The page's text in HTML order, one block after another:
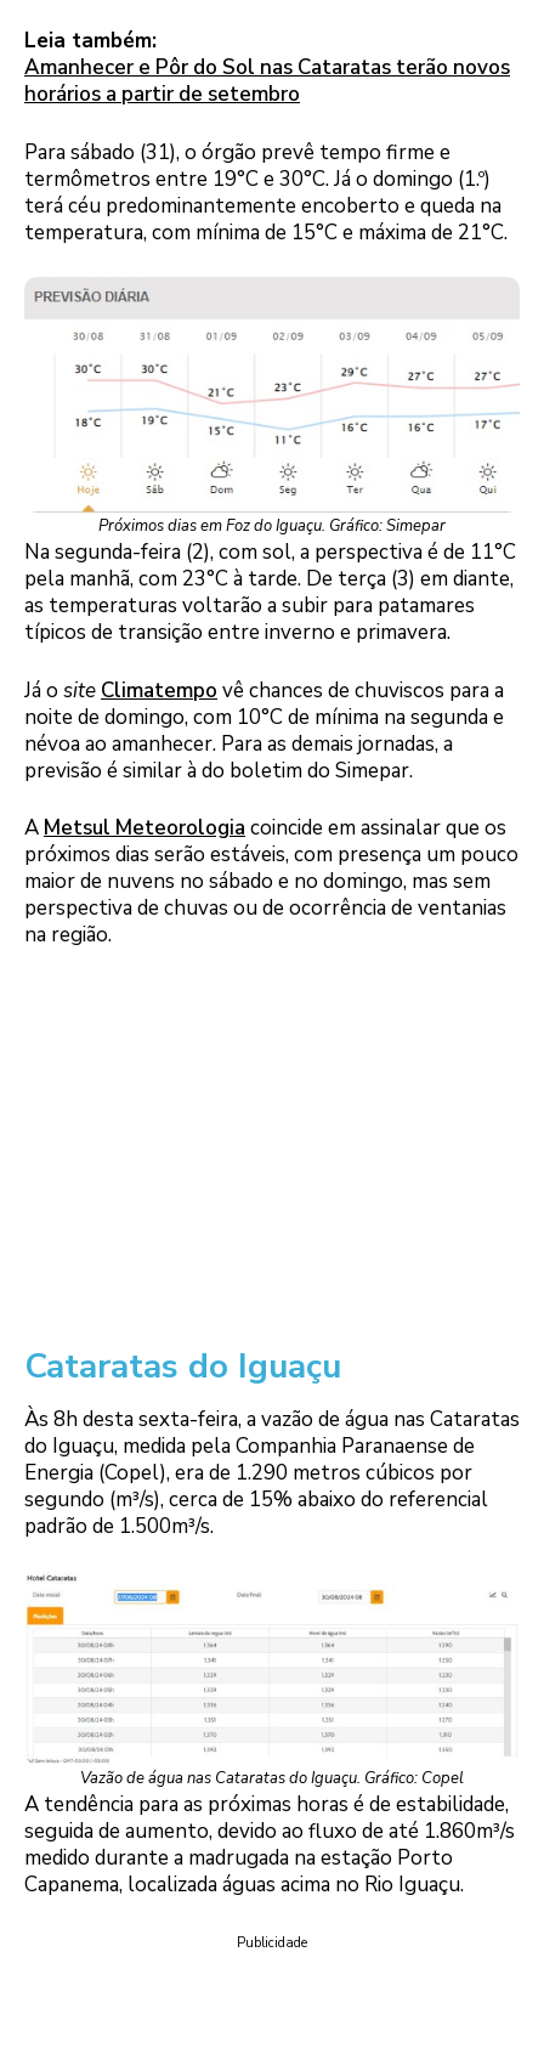
Leia também:
Amanhecer e Pôr do Sol nas Cataratas terão novos
horários a partir de setembro
Para sábado (31), o órgão prevê tempo firme e
termômetros entre 19°C e 30°C. Já o domingo (1.º)
terá céu predominantemente encoberto e queda na
temperatura, com mínima de 15°C e máxima de 21°C.
Próximos dias em Foz do Iguaçu. Gráfico: Simepar
Na segunda-feira (2), com sol, a perspectiva é de 11°C
pela manhã, com 23°C à tarde. De terça (3) em diante,
as temperaturas voltarão a subir para patamares
típicos de transição entre inverno e primavera.
Já o site Climatempo vê chances de chuviscos para a
noite de domingo, com 10°C de mínima na segunda e
névoa ao amanhecer. Para as demais jornadas, a
previsão é similar à do boletim do Simepar.
A Metsul Meteorologia coincide em assinalar que os
próximos dias serão estáveis, com presença um pouco
maior de nuvens no sábado e no domingo, mas sem
perspectiva de chuvas ou de ocorrência de ventanias
na região.
Cataratas do Iguaçu
Às 8h desta sexta-feira, a vazão de água nas Cataratas
do Iguaçu, medida pela Companhia Paranaense de
Energia (Copel), era de 1.290 metros cúbicos por
segundo (m³/s), cerca de 15% abaixo do referencial
padrão de 1.500m³/s.
Vazão de água nas Cataratas do Iguaçu. Gráfico: Copel
A tendência para as próximas horas é de estabilidade,
seguida de aumento, devido ao fluxo de até 1.860m³/s
medido durante a madrugada na estação Porto
Capanema, localizada águas acima no Rio Iguaçu.
Publicidade